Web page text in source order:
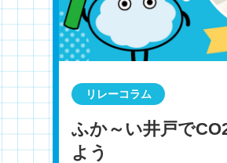
ふか～い井戸で
よう
リレーコラム